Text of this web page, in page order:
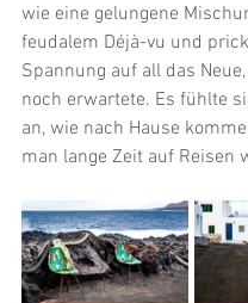
wie eine gelungene
feudalem Déjà-vu und
Spannung auf all das
noch erwartete. Es fühlte
an, wie nach Hause
man lange Zeit auf Reisen